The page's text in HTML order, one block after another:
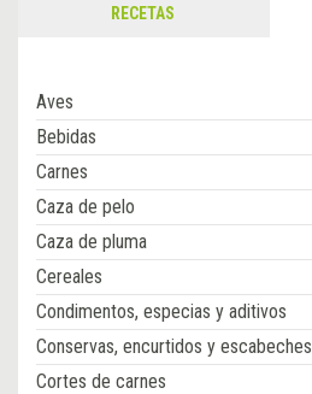
RECETAS
Aves
Bebidas
Carnes
Caza de pelo
Caza de pluma
Cereales
Condimentos, especias y aditivos
Conservas, encurtidos y escabeches
Cortes de carnes